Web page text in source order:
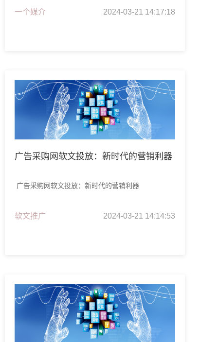
一个媒介 2024-03-21 14:17:18
广告采购网软文投放：新时代的营销利器
广告采购网软文投放：新时代的营销利器
软文推广 2024-03-21 14:14:53